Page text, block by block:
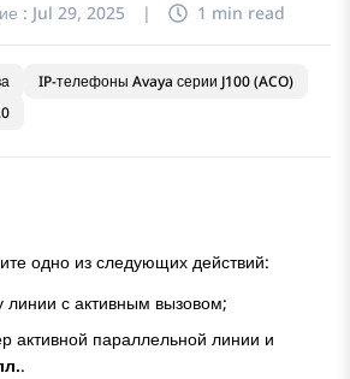
: Jul 29, 2025 | 1 min read
IP-телефоны Avaya серии J100 (ACO)
одно из следующих действий:
линии с активным вызовом;
активной параллельной линии и
.